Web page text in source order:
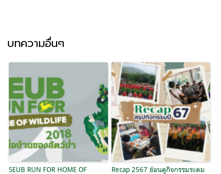
บทความอื่นๆ
SEUB RUN FOR HOME OF
Recap 2567 ย้อนดูกิจกรรมระดม